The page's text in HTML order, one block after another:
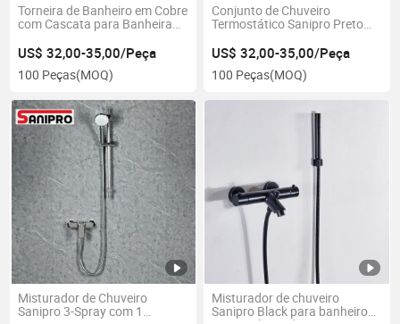
Torneira de Banheiro em Cobre
com Cascata para Banheira
US$ 32,00-35,00/Peça
100 Peças(MOQ)
Conjunto de Chuveiro
Termostático Sanipro Preto
US$ 32,00-35,00/Peça
100 Peças(MOQ)
Misturador de Chuveiro
Sanipro 3-Spray com 1
Misturador de chuveiro
Sanipro Black para banheiro